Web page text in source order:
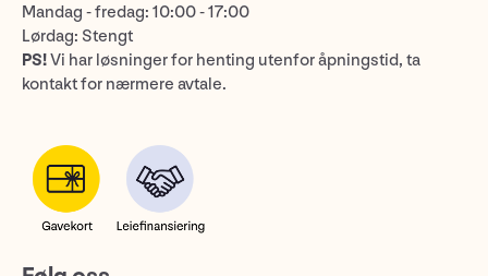
Mandag - fredag: 10:00 - 17:00
Lørdag: Stengt
PS!Vi har løsninger for henting utenfor åpningstid, ta
kontakt for nærmere avtale.